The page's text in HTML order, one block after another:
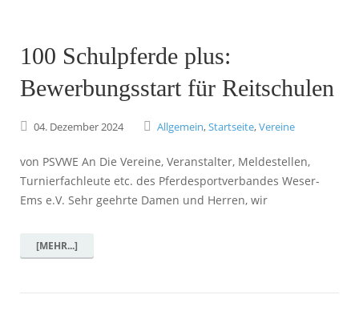
100 Schulpferde plus:
Bewerbungsstart für Reitschulen
04. Dezember2024 Allgemein,Startseite,Vereine
von PSVWE An Die Vereine, Veranstalter, Meldestellen,
Turnierfachleute etc. des Pferdesportverbandes Weser-
Ems e.V. Sehr geehrte Damen und Herren, wir
[MEHR...]